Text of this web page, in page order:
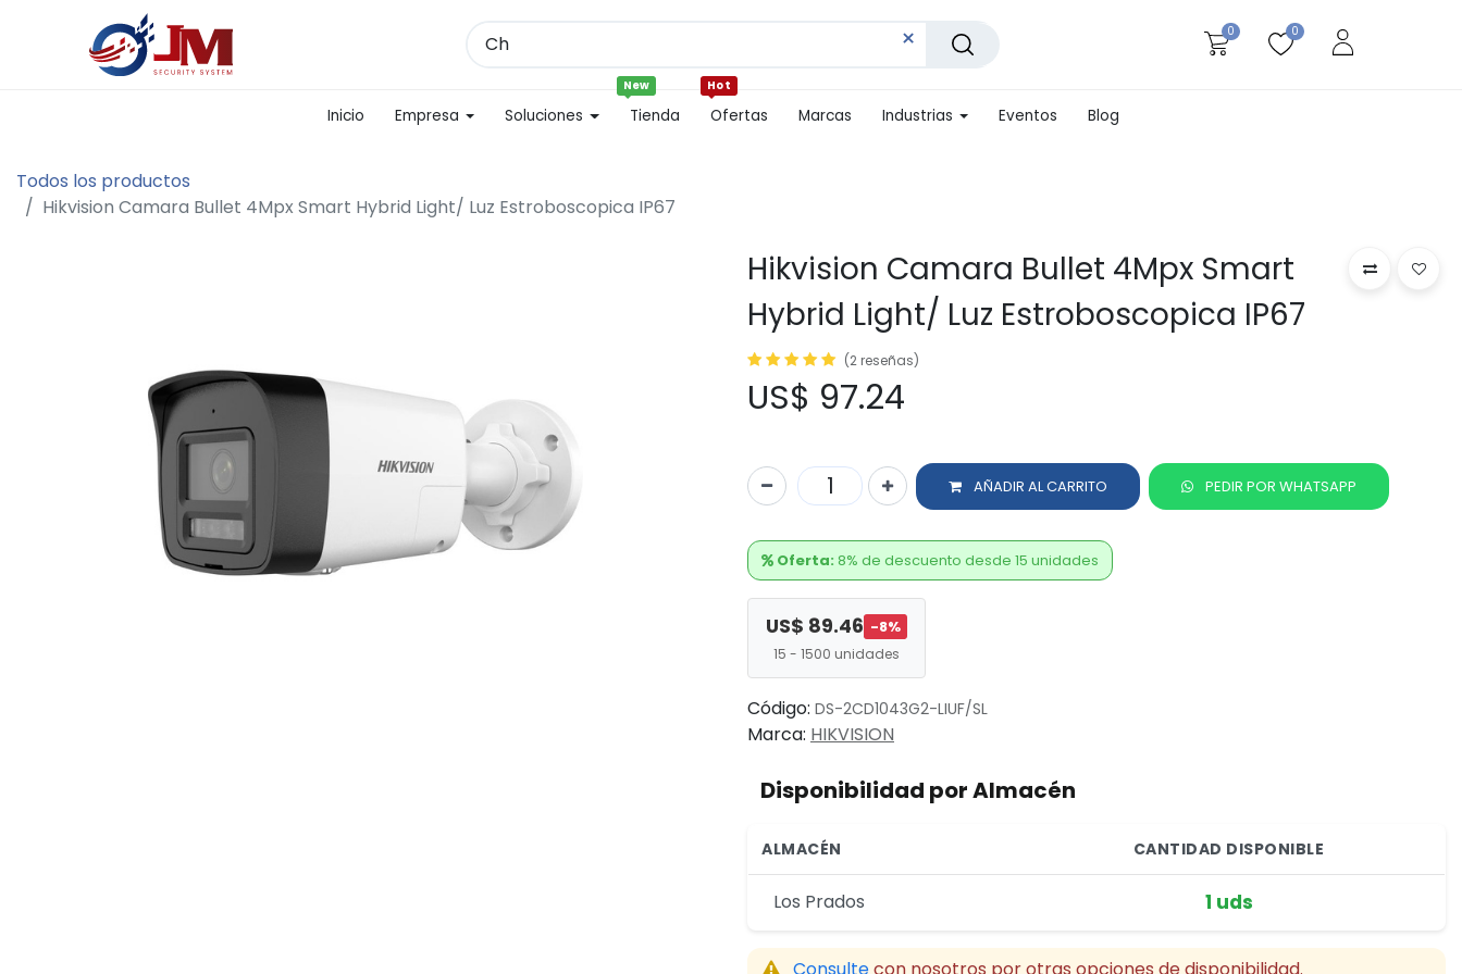
0 0
Inicio Empresa Soluciones Tienda
New
Ofertas
Hot
Marcas Industrias Eventos Blog
Todos los productos
Hikvision Camara Bullet 4Mpx Smart Hybrid Light/ Luz Estroboscopica IP67
Hikvision Camara Bullet 4Mpx Smart
Hybrid Light/ Luz Estroboscopica IP67
(2 reseñas)
US$ 97.24
AÑADIR AL CARRITO PEDIR POR WHATSAPP
Oferta: 8% de descuento desde 15 unidades
US$ 89.46 -8%
15 - 1500 unidades
Código: DS-2CD1043G2-LIUF/SL
Marca: HIKVISION
Disponibilidad por Almacén
ALMACÉN CANTIDAD DISPONIBLE
Los Prados 1 uds